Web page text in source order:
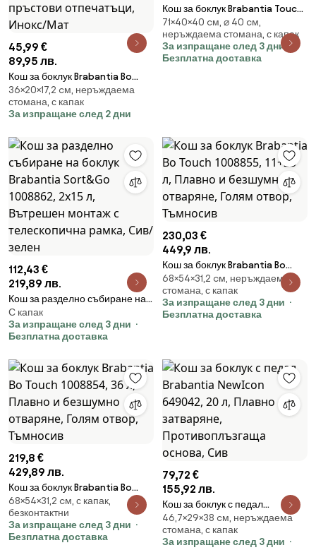
45,99 €
89,95 лв.
Кош за боклук Brabantia Bo
Small Hi 1006642, 4 л, Плавно и
безшумно отваряне,
Противоплъзгаща основа,
отпечатъци, Инокс/Мат
36×20×17,2 cм, неръждаема
стомана, с капак
За изпращане след 2 дни
Кош за боклук Brabantia Touch
Bin 647246, 60 л, Плавно и
безшумно отваряне, Бял
71×40×40 cм, ⌀ 40 cм,
неръждаема стомана, с капак
За изпращане след 3 дни
Безплатна доставка
112,43 €
219,89 лв.
Кош за разделно събиране на
боклук Brabantia Sort&Go
1008862, 2x15 л, Вътрешен
монтаж с телескопична рамка,
С капак
За изпращане след 3 дни
Безплатна доставка
230,03 €
449,9 лв.
Кош за боклук Brabantia Bo
Touch 1008855, 11+23 л, Плавно
и безшумно отваряне, Голям
отвор, Тъмносив
68×54×31,2 cм, неръждаема
стомана, с капак
За изпращане след 3 дни
Безплатна доставка
219,8 €
429,89 лв.
Кош за боклук Brabantia Bo
Touch 1008854, 36 л, Плавно и
безшумно отваряне, Голям
отвор, Тъмносив
68×54×31,2 cм, с капак,
безконтактни
За изпращане след 3 дни
Безплатна доставка
79,72 €
155,92 лв.
Кош за боклук с педал
Brabantia NewIcon 649042, 20
л, Плавно затваряне,
Противоплъзгаща основа, Сив
46,7×29×38 cм, неръждаема
стомана, с капак
За изпращане след 3 дни